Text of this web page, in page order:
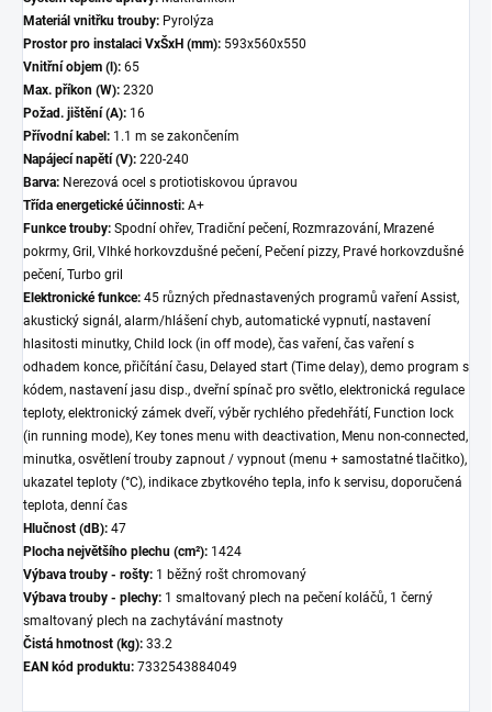
Materiál vnitřku trouby: Pyrolýza
Prostor pro instalaci VxŠxH (mm): 593x560x550
Vnitřní objem (l): 65
Max. příkon (W): 2320
Požad. jištění (A): 16
Přívodní kabel: 1.1 m se zakončením
Napájecí napětí (V): 220-240
Barva: Nerezová ocel s protiotiskovou úpravou
Třída energetické účinnosti: A+
Funkce trouby: Spodní ohřev, Tradiční pečení, Rozmrazování, Mrazené
pokrmy, Gril, Vlhké horkovzdušné pečení, Pečení pizzy, Pravé horkovzdušné
pečení, Turbo gril
Elektronické funkce: 45 různých přednastavených programů vaření Assist,
akustický signál, alarm/hlášení chyb, automatické vypnutí, nastavení
hlasitosti minutky, Child lock (in off mode), čas vaření, čas vaření s
odhadem konce, přičítání času, Delayed start (Time delay), demo program s
kódem, nastavení jasu disp., dveřní spínač pro světlo, elektronická regulace
teploty, elektronický zámek dveří, výběr rychlého předehřátí, Function lock
(in running mode), Key tones menu with deactivation, Menu non-connected,
minutka, osvětlení trouby zapnout / vypnout (menu + samostatné tlačitko),
ukazatel teploty (°C), indikace zbytkového tepla, info k servisu, doporučená
teplota, denní čas
Hlučnost (dB): 47
Plocha největšího plechu (cm²): 1424
Výbava trouby - rošty: 1 běžný rošt chromovaný
Výbava trouby - plechy: 1 smaltovaný plech na pečení koláčů, 1 černý
smaltovaný plech na zachytávání mastnoty
Čistá hmotnost (kg): 33.2
EAN kód produktu: 7332543884049